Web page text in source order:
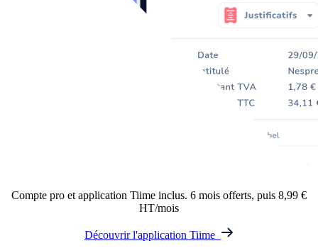
Compte pro et application Tiime inclus. 6 mois offerts, puis 8,99 €
HT/mois
Découvrir l'application Tiime